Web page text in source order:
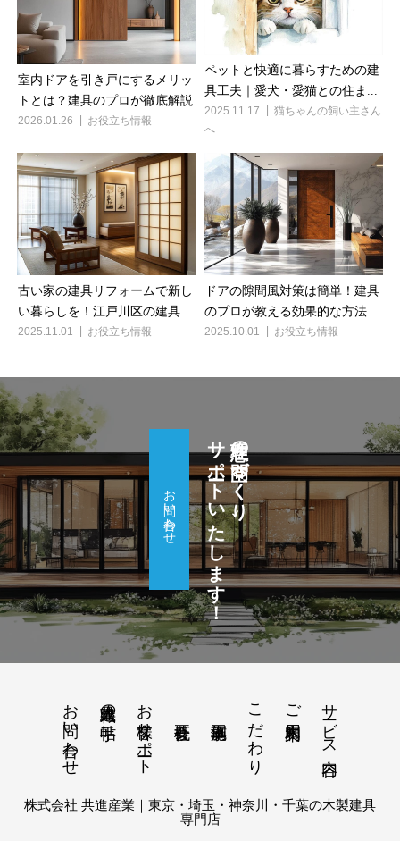
室内ドアを引き戸にするメリッ
トとは？建具のプロが徹底解説
2026.01.26 お役立ち情報
ペットと快適に暮らすための建
具工夫｜愛犬・愛猫との住ま...
2025.11.17
猫ちゃんの飼い主さん
へ
古い家の建具リフォームで新し
い暮らしを！江戸川区の建具...
2025.11.01 お役立ち情報
ドアの隙間風対策は簡単！建具
のプロが教える効果的な方法...
2025.10.01 お役立ち情報
理想の空間づくり、
サポートいたします！
お問い合わせ
サービス内容
ご利用案内
こだわり
お客様サポート
建具職人の手帖
お問い合わせ
株式会社 共進産業｜東京・埼玉・神奈川・千葉の木製建具
専門店